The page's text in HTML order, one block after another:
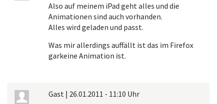
Also auf meinem iPad geht alles und die
Animationen sind auch vorhanden.
Alles wird geladen und passt.
Was mir allerdings auffällt ist das im Firefox
garkeine Animation ist.
Gast | 26.01.2011 - 11:10 Uhr